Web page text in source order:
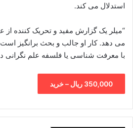
استدلال می کند.
“میلر یک گزارش مفید و تحریک کننده از
می دهد. کار او جالب و بحث برانگیز
با معرفت شناسی یا فلسفه علم نگرانی
350,000 ریال – خرید